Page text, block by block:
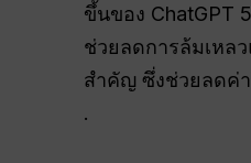
ขึ้นของ ChatGPT
ช่วยลดการล้มเหล
สำคัญ ซึ่งช่วยลดค่
.